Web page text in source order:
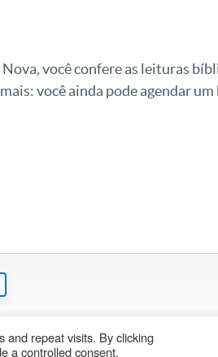
você confere as leituras
você ainda pode agendar
Pedido de Oração Mapa do site
and repeat visits. By clicking
a controlled consent.